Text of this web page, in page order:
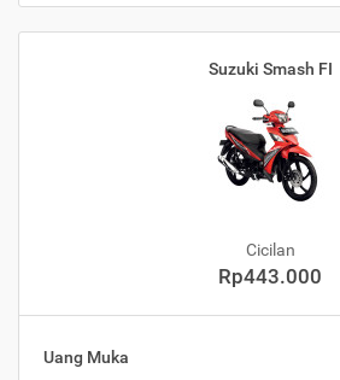
Suzuki Smash FI
Cicilan
Rp443.000
Uang Muka